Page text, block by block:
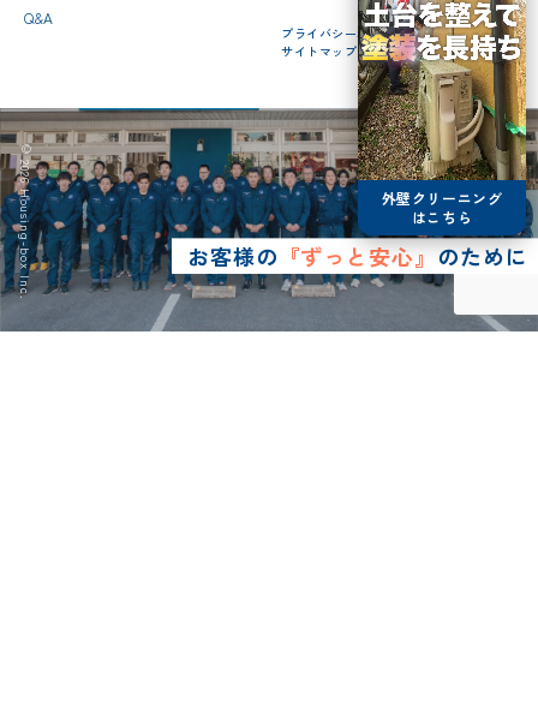
Q&A
プライバシーポリシー
サイトマップ
お客様の 『ずっと安心』のために
© 2026 Housing-box Inc.
外壁クリーニング
はこちら